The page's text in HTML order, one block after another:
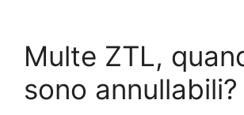
Multe ZTL,
sono annullabili?